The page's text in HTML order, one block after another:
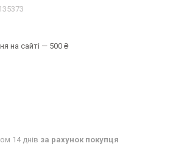
на сайті — 500 ₴
14 днів за рахунок покупця